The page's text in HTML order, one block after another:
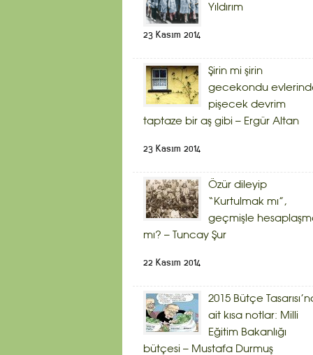
Yıldırım
23 Kasım 2014
Şirin mi şirin
gecekondu
pişecek devrim
taptaze bir aş gibi – Ergür Altan
23 Kasım 2014
Özür dileyip
“Kurtulmak mı”,
geçmişle
mı? – Tuncay Şur
22 Kasım 2014
2015 Bütçe
ait kısa notlar: Milli
Eğitim Bakanlığı
bütçesi – Mustafa Durmuş